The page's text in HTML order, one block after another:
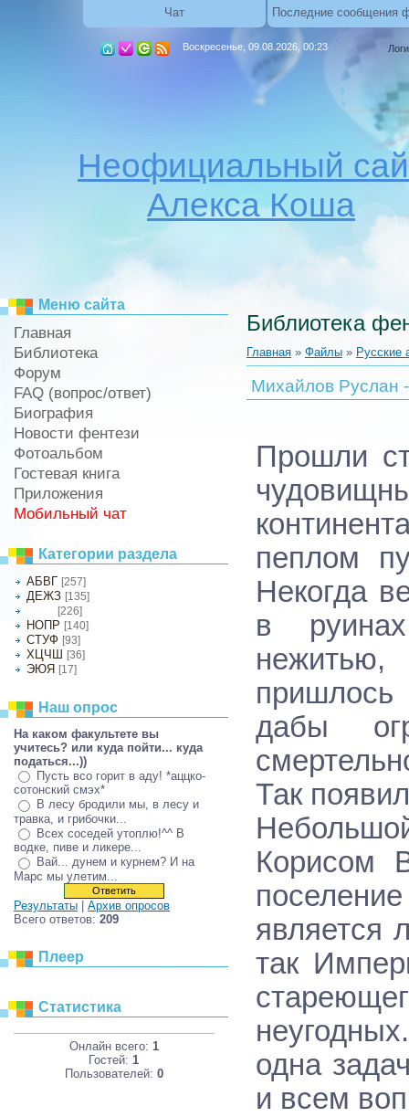
Чат Последние сообщения
Воскресенье, 09.08.2026, 00:23
Неофициальный
Алекса Коша
Меню сайта
Главная
Библиотека
Форум
FAQ (вопрос/ответ)
Биография
Новости фентези
Фотоальбом
Гостевая книга
Приложения
Мобильный чат
Категории раздела
АБВГ [257]
ДЕЖЗ [135]
[226]
НОПР [140]
СТУФ [93]
ХЦЧШ [36]
ЭЮЯ [17]
Наш опрос
На каком факультете вы
учитесь? или куда пойти... куда
податься...))
Пусть всо горит в аду! *аццко-
сотонский смэх*
В лесу бродили мы, в лесу и
травка, и грибочки...
Всех соседей утоплю!^^ В
водке, пиве и ликере...
Вай... дунем и курнем? И на
Марс мы улетим...
Результаты
Архив опросов
Всего ответов: 209
Плеер
Статистика
Онлайн всего: 1
Гостей:1
Пользователей: 0
Библиотека
Главная » Файлы » Русские
Михайлов Руслан
Прошли
пеплом
Некогда
в
дабы
Так
Корисом
является
так
одна
и всем